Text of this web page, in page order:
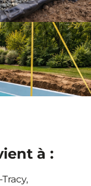
à :